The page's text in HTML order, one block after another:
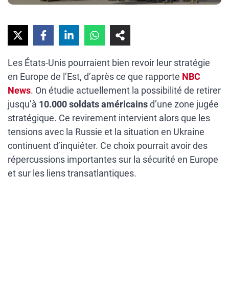
Les États-Unis pourraient bien revoir leur stratégie
en Europe de l’Est, d’après ce que rapporte NBC
News. On étudie actuellement la possibilité de retirer
jusqu’à 10.000 soldats américainsd’une zone jugée
stratégique. Ce revirement intervient alors que les
tensions avec la Russie et la situation en Ukraine
continuent d’inquiéter. Ce choix pourrait avoir des
répercussions importantes sur la sécurité en Europe
et sur les liens transatlantiques.